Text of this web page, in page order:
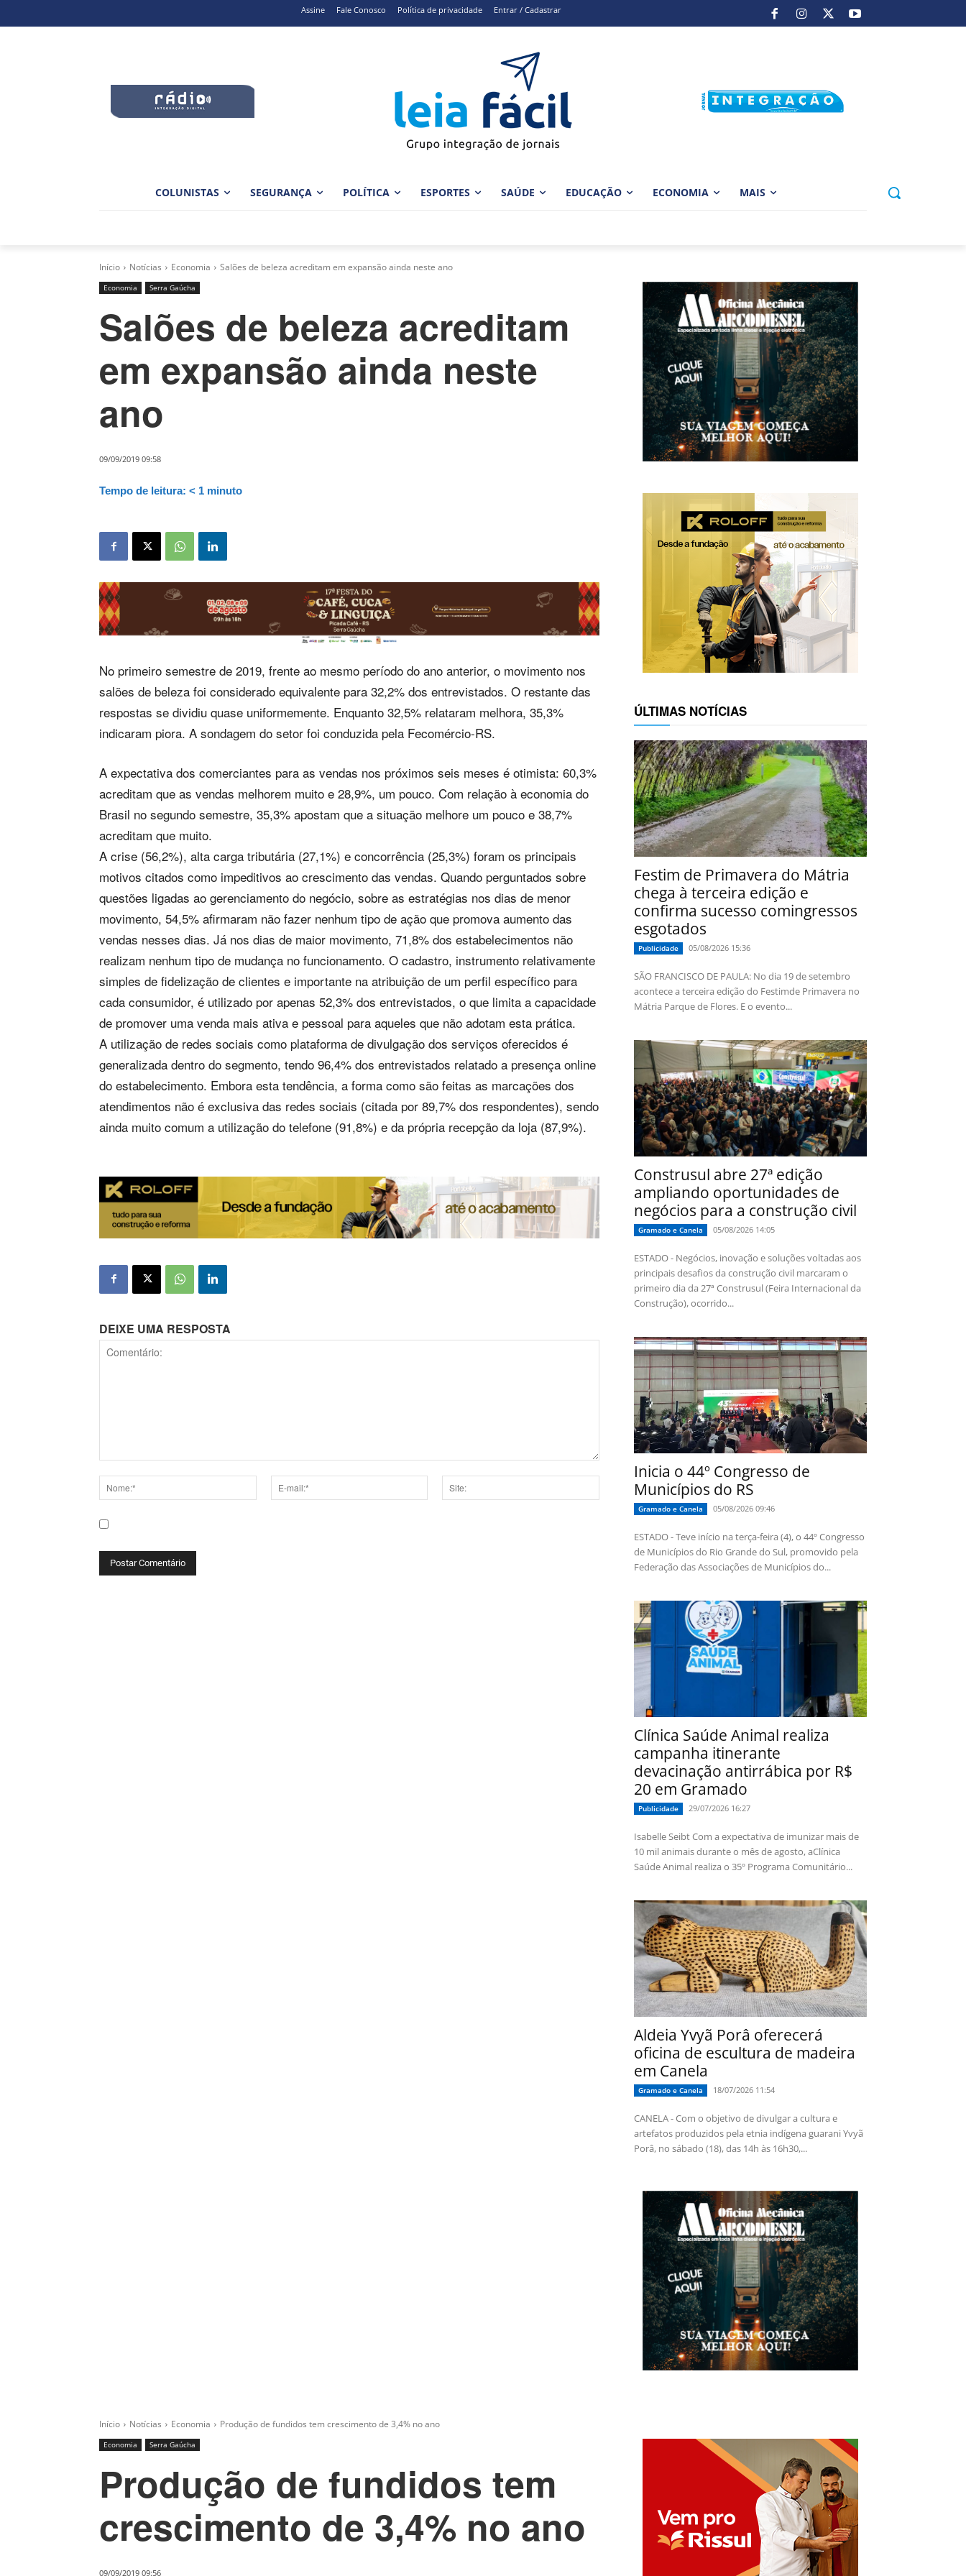
Assine Fale Conosco Política de privacidade Entrar / Cadastrar
COLUNISTAS SEGURANÇA POLÍTICA ESPORTES SAÚDE EDUCAÇÃO ECONOMIA MAIS
Início Notícias Economia Salões de beleza acreditam em expansão ainda neste ano
Economia Serra Gaúcha
Salões de beleza acreditam
em expansão ainda neste
ano
09/09/2019 09:58
Tempo de leitura: < 1 minuto
No primeiro semestre de 2019, frente ao mesmo período do ano anterior, o movimento nos
salões de beleza foi considerado equivalente para 32,2% dos entrevistados. O restante das
respostas se dividiu quase uniformemente. Enquanto 32,5% relataram melhora, 35,3%
indicaram piora. A sondagem do setor foi conduzida pela Fecomércio-RS.
A expectativa dos comerciantes para as vendas nos próximos seis meses é otimista: 60,3%
acreditam que as vendas melhorem muito e 28,9%, um pouco. Com relação à economia do
Brasil no segundo semestre, 35,3% apostam que a situação melhore um pouco e 38,7%
acreditam que muito.
A crise (56,2%), alta carga tributária (27,1%) e concorrência (25,3%) foram os principais
motivos citados como impeditivos ao crescimento das vendas. Quando perguntados sobre
questões ligadas ao gerenciamento do negócio, sobre as estratégias nos dias de menor
movimento, 54,5% afirmaram não fazer nenhum tipo de ação que promova aumento das
vendas nesses dias. Já nos dias de maior movimento, 71,8% dos estabelecimentos não
realizam nenhum tipo de mudança no funcionamento. O cadastro, instrumento relativamente
simples de fidelização de clientes e importante na atribuição de um perfil específico para
cada consumidor, é utilizado por apenas 52,3% dos entrevistados, o que limita a capacidade
de promover uma venda mais ativa e pessoal para aqueles que não adotam esta prática.
A utilização de redes sociais como plataforma de divulgação dos serviços oferecidos é
generalizada dentro do segmento, tendo 96,4% dos entrevistados relatado a presença online
do estabelecimento. Embora esta tendência, a forma como são feitas as marcações dos
atendimentos não é exclusiva das redes sociais (citada por 89,7% dos respondentes), sendo
ainda muito comum a utilização do telefone (91,8%) e da própria recepção da loja (87,9%).
DEIXE UMA RESPOSTA
ÚLTIMAS NOTÍCIAS
Festim de Primavera do Mátria
chega à terceira edição e
confirma sucesso comingressos
esgotados
Publicidade 05/08/2026 15:36
SÃO FRANCISCO DE PAULA: No dia 19 de setembro
acontece a terceira edição do Festimde Primavera no
Mátria Parque de Flores. E o evento...
Construsul abre 27ª edição
ampliando oportunidades de
negócios para a construção civil
Gramado e Canela 05/08/2026 14:05
ESTADO - Negócios, inovação e soluções voltadas aos
principais desafios da construção civil marcaram o
primeiro dia da 27ª Construsul (Feira Internacional da
Construção), ocorrido...
Inicia o 44º Congresso de
Municípios do RS
Gramado e Canela 05/08/2026 09:46
ESTADO - Teve início na terça-feira (4), o 44º Congresso
de Municípios do Rio Grande do Sul, promovido pela
Federação das Associações de Municípios do...
Clínica Saúde Animal realiza
campanha itinerante
devacinação antirrábica por R$
20 em Gramado
Publicidade 29/07/2026 16:27
Isabelle Seibt Com a expectativa de imunizar mais de
10 mil animais durante o mês de agosto, aClínica
Saúde Animal realiza o 35º Programa Comunitário...
Aldeia Yvyã Porâ oferecerá
oficina de escultura de madeira
em Canela
Gramado e Canela 18/07/2026 11:54
CANELA - Com o objetivo de divulgar a cultura e
artefatos produzidos pela etnia indígena guarani Yvyã
Porâ, no sábado (18), das 14h às 16h30,...